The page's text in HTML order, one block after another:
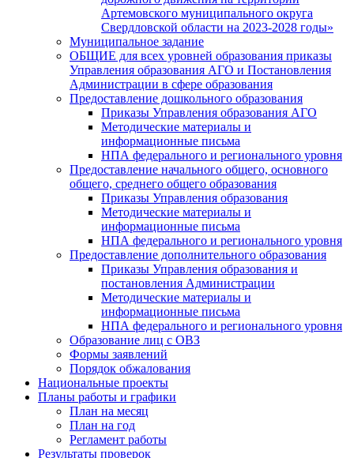
Артемовского муниципального округа
Свердловской области на 2023-2028 годы»
Муниципальное задание
ОБЩИЕ для всех уровней образования приказы
Управления образования АГО и Постановления
Администрации в сфере образования
Предоставление дошкольного образования
Приказы Управления образования АГО
Методические материалы и
информационные письма
НПА федерального и регионального уровня
Предоставление начального общего, основного
общего, среднего общего образования
Приказы Управления образования
Методические материалы и
информационные письма
НПА федерального и регионального уровня
Предоставление дополнительного образования
Приказы Управления образования и
постановления Администрации
Методические материалы и
информационные письма
НПА федерального и регионального уровня
Образование лиц с ОВЗ
Формы заявлений
Порядок обжалования
Национальные проекты
Планы работы и графики
План на месяц
План на год
Регламент работы
Результаты проверок